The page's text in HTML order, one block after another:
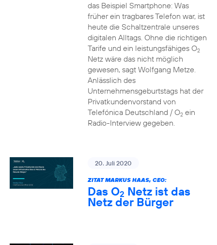
das Beispiel Smartphone: Was
früher ein tragbares Telefon war, ist
heute die Schaltzentrale unseres
digitalen Alltags. Ohne die richtigen
Tarife und ein leistungsfähiges O2
Netz wäre das nicht möglich
gewesen, sagt Wolfgang Metze.
Anlässlich des
Unternehmensgeburtstags hat der
Privatkundenvorstand von
Telefónica Deutschland / O2ein
Radio-Interview gegeben.
20. Juli 2020
ZITAT MARKUS HAAS, CEO:
Das O2 Netz ist das
Netz der Bürger